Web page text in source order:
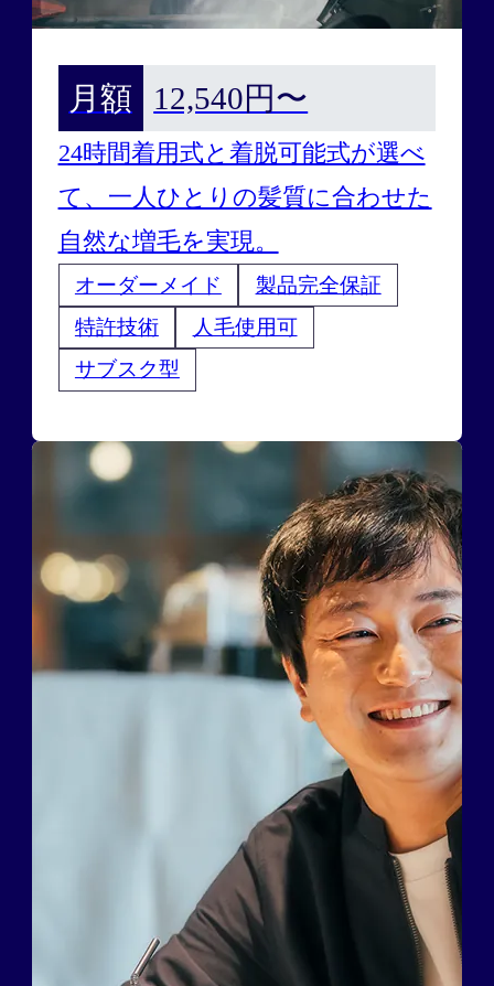
月額 12,540円〜
24時間着用式と着脱可能式が選べ
て、一人ひとりの髪質に合わせた
自然な増毛を実現。
オーダーメイド
製品完全保証
特許技術
人毛使用可
サブスク型